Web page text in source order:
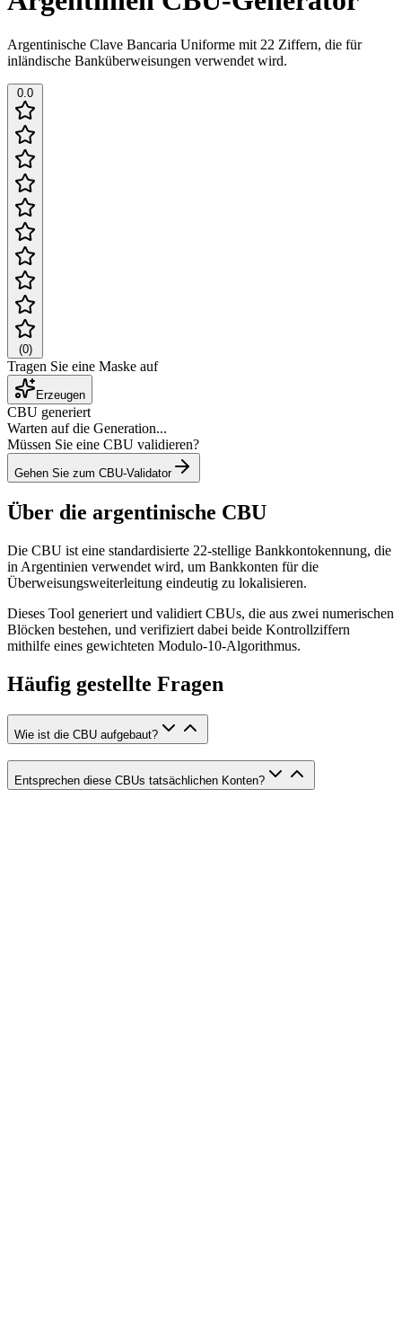
Argentinische Clave Bancaria Uniforme mit 22 Ziffern, die für
inländische Banküberweisungen verwendet wird.
0.0
(0)
Tragen Sie eine Maske auf
Erzeugen
CBU generiert
Warten auf die Generation...
Müssen Sie eine CBU validieren?
Gehen Sie zum CBU-Validator
Über die argentinische CBU
Die CBU ist eine standardisierte 22-stellige Bankkontokennung, die
in Argentinien verwendet wird, um Bankkonten für die
Überweisungsweiterleitung eindeutig zu lokalisieren.
Dieses Tool generiert und validiert CBUs, die aus zwei numerischen
Blöcken bestehen, und verifiziert dabei beide Kontrollziffern
mithilfe eines gewichteten Modulo-10-Algorithmus.
Häufig gestellte Fragen
Wie ist die CBU aufgebaut?
Entsprechen diese CBUs tatsächlichen Konten?